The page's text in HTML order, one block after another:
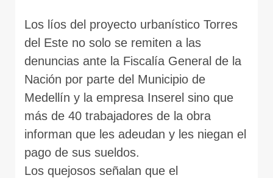
Los líos del proyecto urbanístico Torres
del Este no solo se remiten a las
denuncias ante la Fiscalía General de la
Nación por parte del Municipio de
Medellín y la empresa Inserel sino que
más de 40 trabajadores de la obra
informan que les adeudan y les niegan el
pago de sus sueldos.
Los quejosos señalan que el